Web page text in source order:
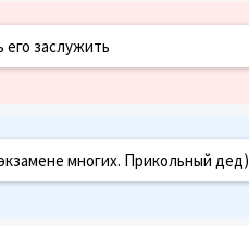
заслужить
многих. Прикольный дед)